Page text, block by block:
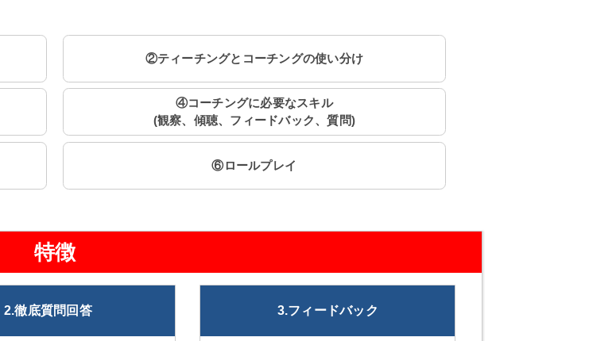
②ティーチングとコーチングの使い分け
④コーチングに必要なスキル
(観察、傾聴、フィードバック、質問)
⑥ロールプレイ
特徴
2.徹底質問回答 3.フィードバック